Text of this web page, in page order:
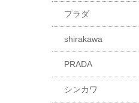
プラダ
shirakawa
PRADA
シンカワ